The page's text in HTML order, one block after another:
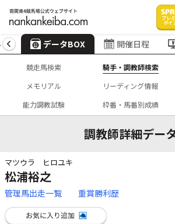
プレ
ポイ
データBOX 開催日程
競走馬検索 騎手・調教師検索
メモリアル
リーディング情報
能力調教試験
枠番・馬番別成績
調教師詳細デー
マツウラ ヒロユキ
松浦裕之
管理馬出走一覧 重賞勝利歴